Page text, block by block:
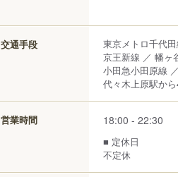
交通手段
東京メトロ千代
京王新線 ／ 幡ヶ
小田急小田原線
代々木上原駅か
営業時間 18:00 - 22:30
■ 定休日
不定休